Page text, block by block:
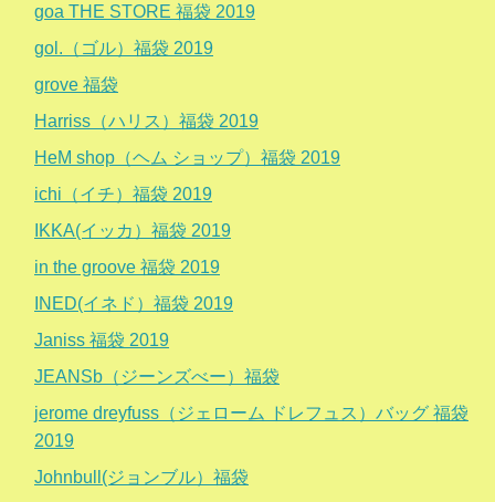
goa THE STORE 福袋 2019
gol.（ゴル）福袋 2019
grove 福袋
Harriss（ハリス）福袋 2019
HeM shop（ヘム ショップ）福袋 2019
ichi（イチ）福袋 2019
IKKA(イッカ）福袋 2019
in the groove 福袋 2019
INED(イネド）福袋 2019
Janiss 福袋 2019
JEANSb（ジーンズべー）福袋
jerome dreyfuss（ジェローム ドレフュス）バッグ 福袋
2019
Johnbull(ジョンブル）福袋